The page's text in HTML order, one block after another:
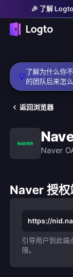
🎉 了解
💡
了解为什么你
的团队后来怎
返回浏览器
Naver
Naver 授权
https://
引导用户到此端
限。